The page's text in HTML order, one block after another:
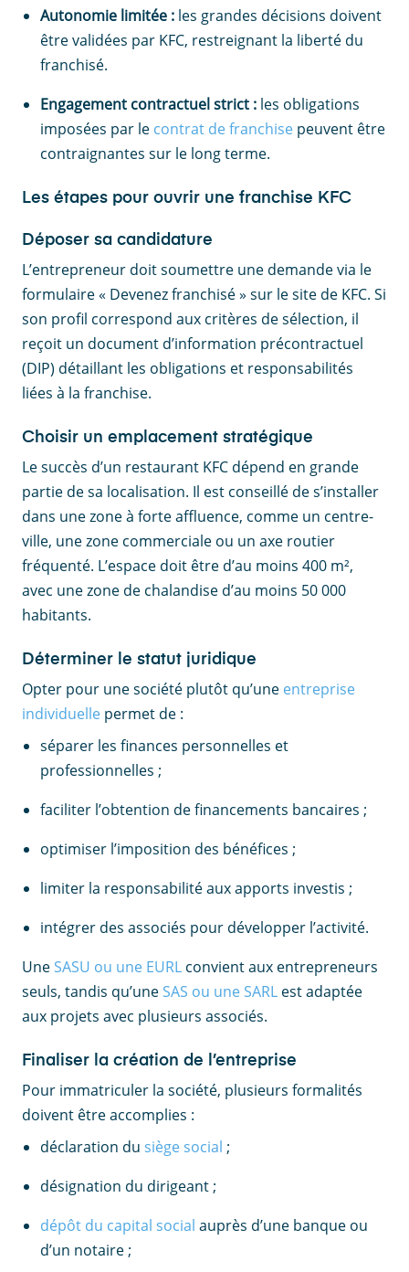
Autonomie limitée : les grandes décisions doivent
être validées par KFC, restreignant la liberté du
franchisé.
Engagement contractuel strict : les obligations
imposées par le contrat de franchise peuvent être
contraignantes sur le long terme.
Les étapes pour ouvrir une franchise KFC
Déposer sa candidature
L’entrepreneur doit soumettre une demande via le
formulaire « Devenez franchisé » sur le site de KFC. Si
son profil correspond aux critères de sélection, il
reçoit un document d’information précontractuel
(DIP) détaillant les obligations et responsabilités
liées à la franchise.
Choisir un emplacement stratégique
Le succès d’un restaurant KFC dépend en grande
partie de sa localisation. Il est conseillé de s’installer
dans une zone à forte affluence, comme un centre-
ville, une zone commerciale ou un axe routier
fréquenté. L’espace doit être d’au moins 400 m²,
avec une zone de chalandise d’au moins 50 000
habitants.
Déterminer le statut juridique
Opter pour une société plutôt qu’une entreprise
individuelle permet de :
séparer les finances personnelles et
professionnelles ;
faciliter l’obtention de financements bancaires ;
optimiser l’imposition des bénéfices ;
limiter la responsabilité aux apports investis ;
intégrer des associés pour développer l’activité.
UneSASU ou une EURL convient aux entrepreneurs
seuls, tandis qu’uneSAS ou une SARL est adaptée
aux projets avec plusieurs associés.
Finaliser la création de l’entreprise
Pour immatriculer la société, plusieurs formalités
doivent être accomplies :
déclaration du siège social ;
désignation du dirigeant ;
dépôt du capital social auprès d’une banque ou
d’un notaire ;